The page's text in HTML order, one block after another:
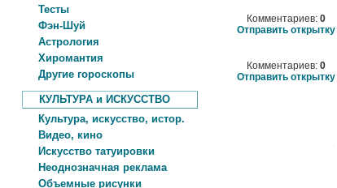
Тесты
Фэн-Шуй
Астрология
Хиромантия
Другие гороскопы
КУЛЬТУРА и ИСКУССТВО
Культура, искусство, истор.
Видео, кино
Искусство татуировки
Неоднозначная реклама
Объемные рисунки
Комментариев: 0
Отправить открытку
Комментариев: 0
Отправить открытку